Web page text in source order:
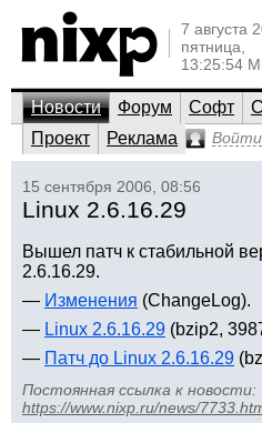
7 августа
пятница,
13:25:54
Новости Форум Софт
Проект
Реклама Войти
15 сентября 2006, 08:56
Linux 2.6.16.29
Вышел патч к стабильной
2.6.16.29.
— Изменения (ChangeLog).
— Linux 2.6.16.29 (bzip2,
— Патч до Linux 2.6.16.29
Постоянная ссылка к новости:
https://www.nixp.ru/news/